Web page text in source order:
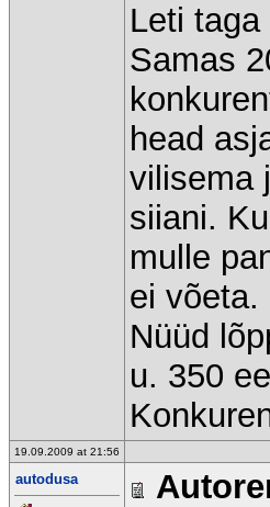
Leti
Samas
head
vilisema
siiani.
mulle
ei võeta.
Nüüd
u. 350
19.09.2009 at 21:56
autodusa